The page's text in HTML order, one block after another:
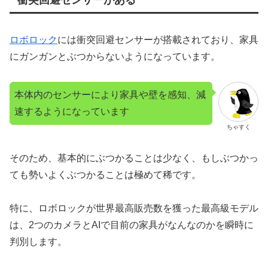
ロボロックには衝突回避センサーが搭載されており、家具
にガンガンとぶつからないようになっています。
ちゃすく
本体内のセンサーにより家具や壁を感知、減
速するようになっています
そのため、基本的にぶつかることは少なく、もしぶつかっ
ても勢いよくぶつかることは極めて稀です。
特に、ロボロックが世界最高販売数を獲った最高級モデル
は、2つのカメラとAIで目前の家具がなんなのかを瞬時に
判別します。